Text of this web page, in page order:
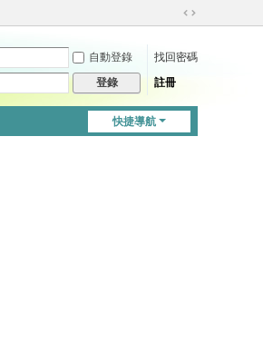
切
到
自動登錄
找回密碼
登錄 註冊
快捷導航